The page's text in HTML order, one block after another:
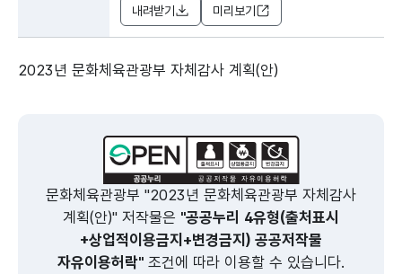
내려받기 미리보기
2023년 문화체육관광부 자체감사 계획(안)
문화체육관광부 "2023년 문화체육관광부 자체감사
계획(안)" 저작물은 "공공누리 4유형(출처표시
+상업적이용금지+변경금지) 공공저작물
자유이용허락"조건에 따라 이용할 수 있습니다.